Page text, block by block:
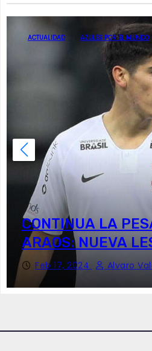
ACTUALIDAD AZULES POR EL MUNDO
CONTINUA LA
ARAOS: NUEVA
Feb 17, 2024 Alvaro